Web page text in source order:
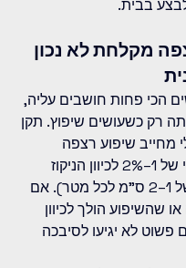
בבית.
מקלחת לא נכון
הכי פחות חושבים עליה,
רק כשעושים שיפוץ. תקן
מחייב שיפוע רצפה
מקלחת מינימלי של 1–2% לכיוון הניקוז
(כלומר ירידה של 1–2 ס"מ לכל מטר). אם
שהשיפוע הולך לכיוון
פשוט לא יגיעו לסיבכה